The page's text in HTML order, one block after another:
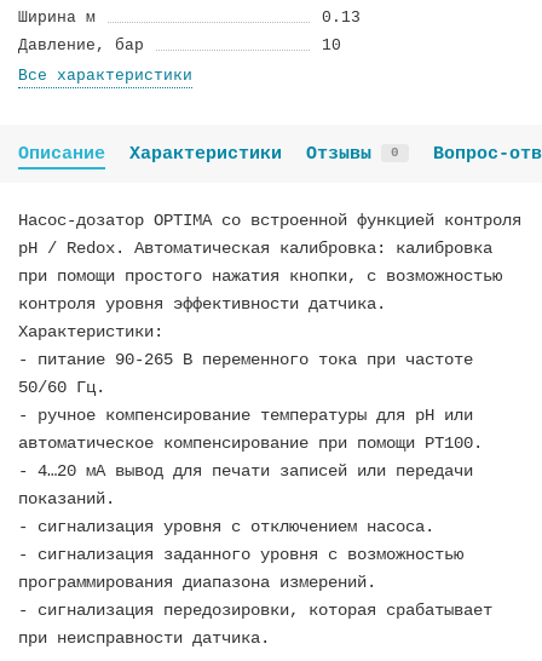
Ширина м
0.13
Давление, бар
10
Все характеристики
Описание Характеристики Отзывы 0 Вопрос-
Насос-дозатор OPTIMA со встроенной функцией контроля
рН / Redox. Автоматическая калибровка: калибровка
при помощи простого нажатия кнопки, с возможностью
контроля уровня эффективности датчика.
Характеристики:
- питание 90-265 В переменного тока при частоте
50/60 Гц.
- ручное компенсирование температуры для рН или
автоматическое компенсирование при помощи РТ100.
- 4…20 мА вывод для печати записей или передачи
показаний.
- сигнализация уровня с отключением насоса.
- сигнализация заданного уровня с возможностью
программирования диапазона измерений.
- сигнализация передозировки, которая срабатывает
при неисправности датчика.